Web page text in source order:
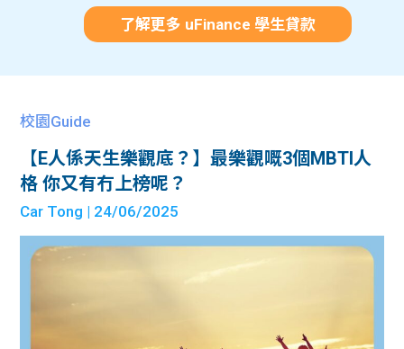
了解更多 uFinance 學生貸款
校園Guide
【E人係天生樂觀底？】最樂觀嘅3個MBTI人
格 你又有冇上榜呢？
Car Tong | 24/06/2025